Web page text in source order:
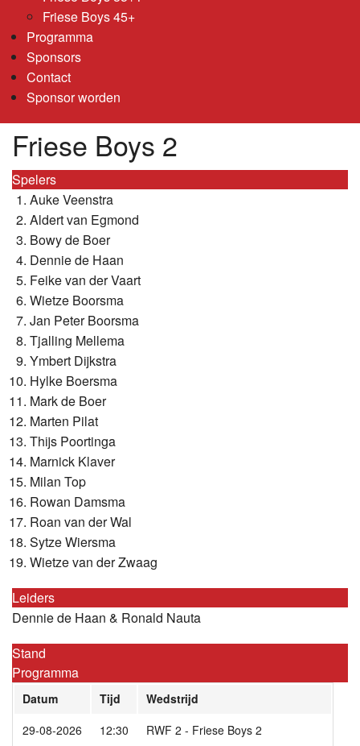
Friese Boys 45+
Programma
Sponsors
Contact
Sponsor worden
Friese Boys 2
Spelers
Auke Veenstra
Aldert van Egmond
Bowy de Boer
Dennie de Haan
Feike van der Vaart
Wietze Boorsma
Jan Peter Boorsma
Tjalling Mellema
Ymbert Dijkstra
Hylke Boersma
Mark de Boer
Marten Pilat
Thijs Poortinga
Marnick Klaver
Milan Top
Rowan Damsma
Roan van der Wal
Sytze Wiersma
Wietze van der Zwaag
Leiders
Dennie de Haan & Ronald Nauta
Stand
Programma
Datum Tijd
Wedstrijd
29-08-2026
12:30
RWF 2 - Friese Boys 2